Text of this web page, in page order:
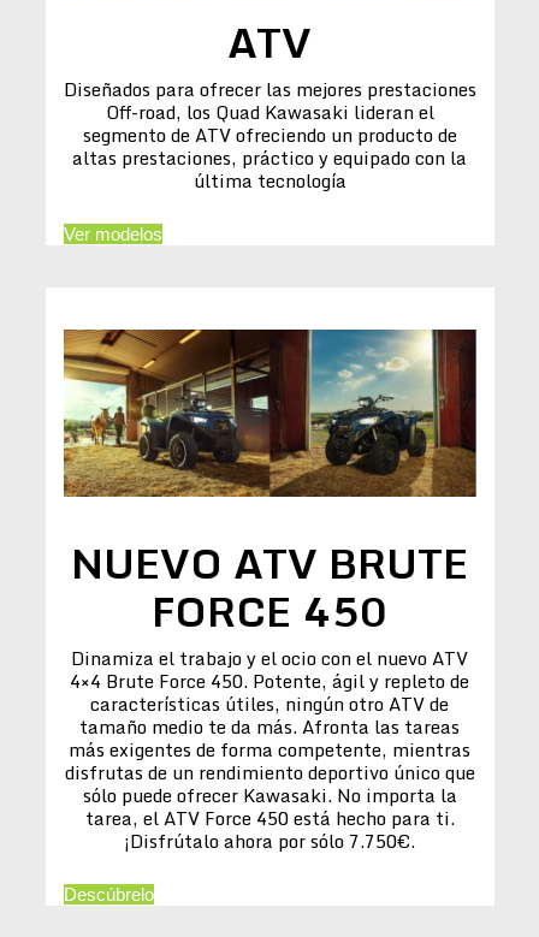
ATV
Diseñados para ofrecer las mejores prestaciones
Off-road, los Quad Kawasaki lideran el
segmento de ATV ofreciendo un producto de
altas prestaciones, práctico y equipado con la
última tecnología
Ver modelos
NUEVO ATV BRUTE
FORCE 450
Dinamiza el trabajo y el ocio con el nuevo ATV
4×4 Brute Force 450. Potente, ágil y repleto de
características útiles, ningún otro ATV de
tamaño medio te da más. Afronta las tareas
más exigentes de forma competente, mientras
disfrutas de un rendimiento deportivo único que
sólo puede ofrecer Kawasaki. No importa la
tarea, el ATV Force 450 está hecho para ti.
¡Disfrútalo ahora por sólo 7.750€.
Descúbrelo